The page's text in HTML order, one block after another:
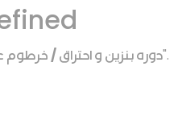
دوره بنزين و احتراق /".